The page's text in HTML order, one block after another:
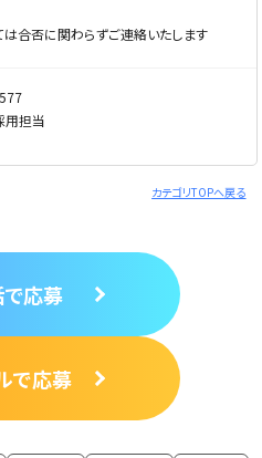
合否に関わらずご連絡いたします
担当
カテゴリTOPへ戻る
応募
で応募